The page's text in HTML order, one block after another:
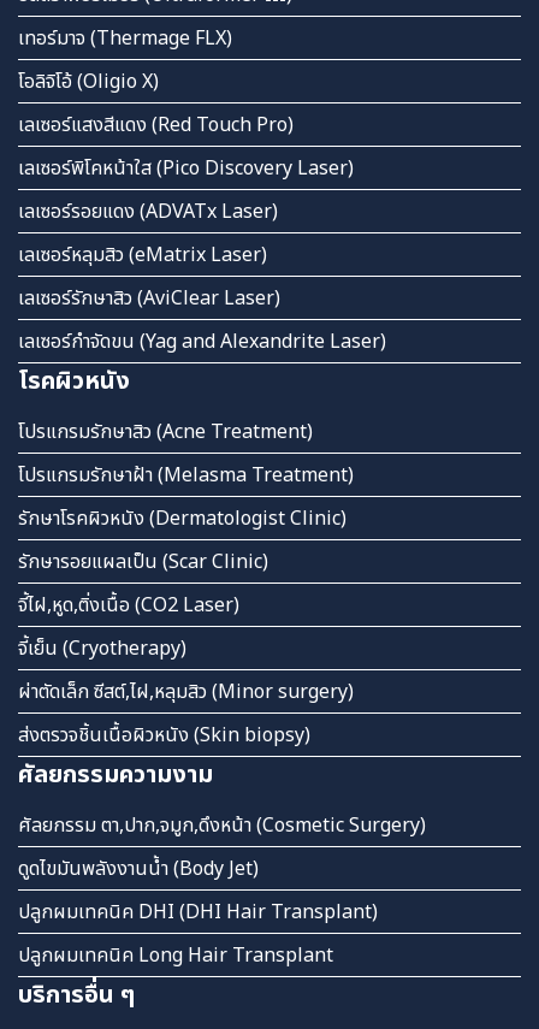
เทอร์มาจ (Thermage FLX)
โอลิจิโอ้ (Oligio X)
เลเซอร์แสงสีแดง (Red Touch Pro)
เลเซอร์พิโคหน้าใส (Pico Discovery Laser)
เลเซอร์รอยแดง (ADVATx Laser)
เลเซอร์หลุมสิว (eMatrix Laser)
เลเซอร์รักษาสิว (AviClear Laser)
เลเซอร์กำจัดขน (Yag and Alexandrite Laser)
โรคผิวหนัง
โปรแกรมรักษาสิว (Acne Treatment)
โปรแกรมรักษาฝ้า (Melasma Treatment)
รักษาโรคผิวหนัง (Dermatologist Clinic)
รักษารอยแผลเป็น (Scar Clinic)
จี้ไฝ,หูด,ติ่งเนื้อ (CO2 Laser)
จี้เย็น (Cryotherapy)
ผ่าตัดเล็ก ซีสต์,ไฝ,หลุมสิว (Minor surgery)
ส่งตรวจชิ้นเนื้อผิวหนัง (Skin biopsy)
ศัลยกรรมความงาม
ศัลยกรรม ตา,ปาก,จมูก,ดึงหน้า (Cosmetic Surgery)
ดูดไขมันพลังงานน้ำ (Body Jet)
ปลูกผมเทคนิค DHI (DHI Hair Transplant)
ปลูกผมเทคนิค Long Hair Transplant
บริการอื่น ๆ